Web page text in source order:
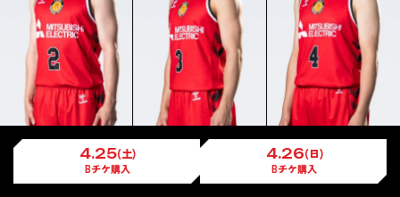
4.25(土)
Bチケ購入
4.26(日)
Bチケ購入
#2
TAKUMI
#3
HIYUU
OZAWA